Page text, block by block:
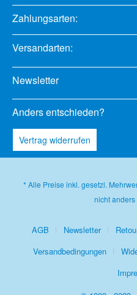
Zahlungsarten:
Versandarten:
Newsletter
Anders entschieden?
Vertrag widerrufen
* Alle Preise inkl. gesetzl.
nicht
AGB Newsletter
Versandbedingungen